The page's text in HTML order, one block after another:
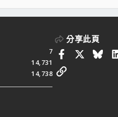
7
14,731
14,738
分享此頁
Facebook
連結